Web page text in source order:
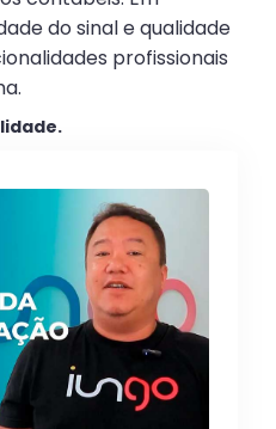
do sinal e qualidade
profissionais